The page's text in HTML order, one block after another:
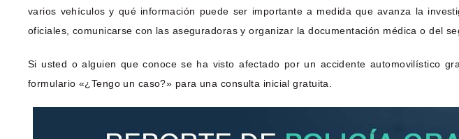
varios vehículos y qué información puede ser importante a medida que avanza la
oficiales, comunicarse con las aseguradoras y organizar la documentación médica o del
Si usted o alguien que conoce se ha visto afectado por un accidente automovilístico
formulario «¿Tengo un caso?» para una consulta inicial gratuita.